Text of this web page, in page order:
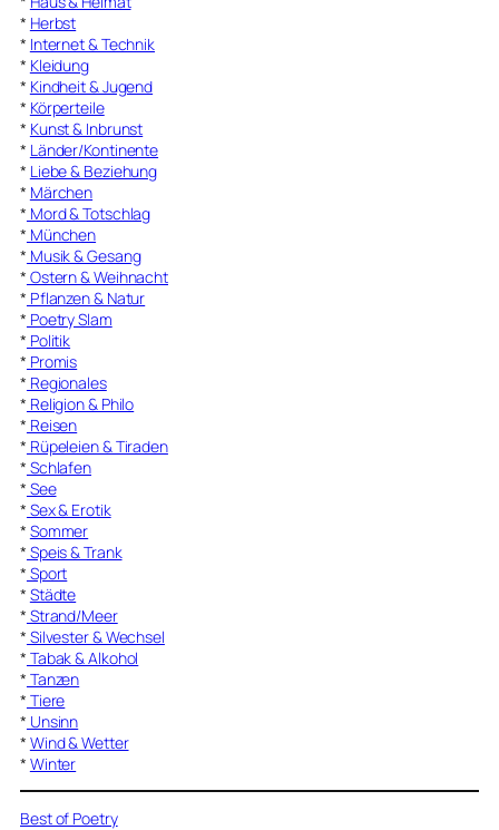
* Herbst
* Internet & Technik
* Kleidung
* Kindheit & Jugend
* Körperteile
* Kunst & Inbrunst
* Länder/Kontinente
* Liebe & Beziehung
* Märchen
* Mord & Totschlag
* München
* Musik & Gesang
* Ostern & Weihnacht
* Pflanzen & Natur
* Poetry Slam
* Politik
* Promis
* Regionales
* Religion & Philo
* Reisen
* Rüpeleien & Tiraden
* Schlafen
* See
* Sex & Erotik
* Sommer
* Speis & Trank
* Sport
* Städte
* Strand/Meer
* Silvester & Wechsel
* Tabak & Alkohol
* Tanzen
* Tiere
* Unsinn
* Wind & Wetter
* Winter
Best of Poetry